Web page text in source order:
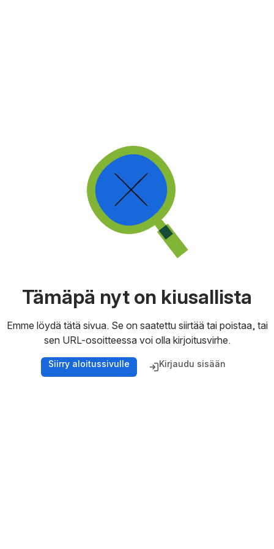
Tämäpä nyt on kiusallista
Emme löydä tätä sivua. Se on saatettu siirtää tai poistaa, tai
sen URL-osoitteessa voi olla kirjoitusvirhe.
Siirry aloitussivulle Kirjaudu sisään